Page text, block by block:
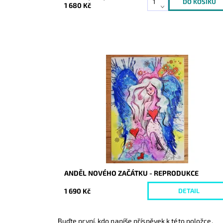
1 680 Kč
Skladem
10121/REP/30
ANDĚL NOVÉHO ZAČÁTKU - REPRODUKCE
1 690 Kč DETAIL
Buďte první, kdo napíše příspěvek k této položce.